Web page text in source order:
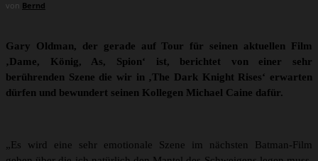
von Bernd
Gary Oldman, der gerade auf Tour für seinen aktuellen Film
‚Dame, König, As, Spion‘ ist, berichtet von einer sehr
berührenden Szene die wir in ‚The Dark Knight Rises‘ erwarten
dürfen und bewundert seinen Kollegen Michael Caine dafür.
„Es wird eine sehr emotionale Szene im nächsten Batman-Film